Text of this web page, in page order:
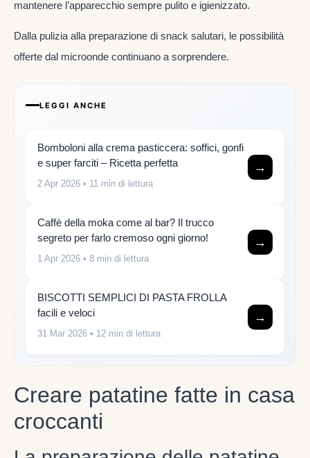
mantenere l’apparecchio sempre pulito e igienizzato.
Dalla pulizia alla preparazione di snack salutari, le possibilità
offerte dal microonde continuano a sorprendere.
LEGGI ANCHE
Bomboloni alla crema pasticcera: soffici, gonfi
e super farciti – Ricetta perfetta
2 Apr 2026 • 11 min di lettura
→
Caffè della moka come al bar? Il trucco
segreto per farlo cremoso ogni giorno!
1 Apr 2026 • 8 min di lettura
→
BISCOTTI SEMPLICI DI PASTA FROLLA
facili e veloci
31 Mar 2026 • 12 min di lettura
→
Creare patatine fatte in casa
croccanti